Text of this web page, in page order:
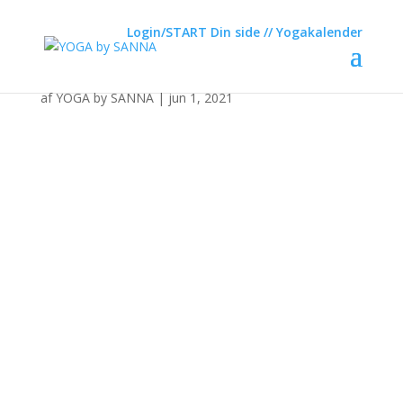
Login/START Din side// Yogakalender
DOWNWARD FACING
afYOGA by SANNA|jun 1, 2021